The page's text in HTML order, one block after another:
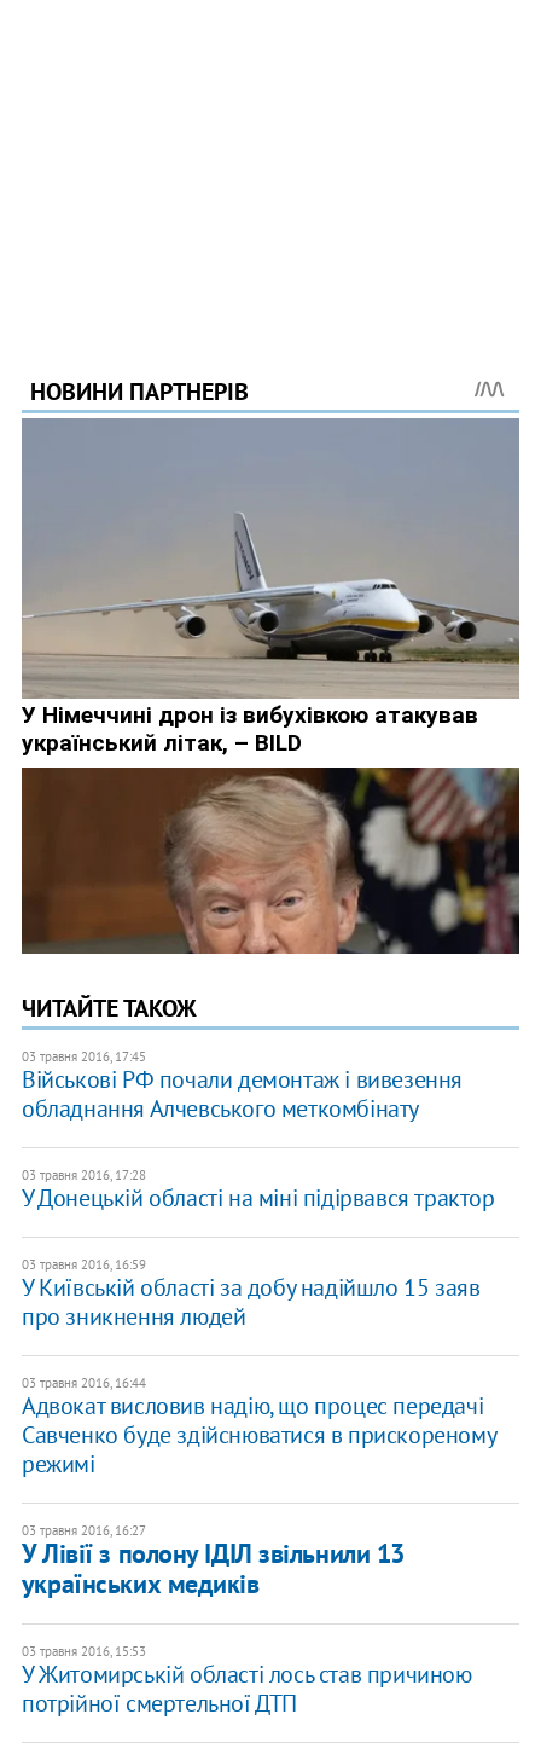
ЧИТАЙТЕ ТАКОЖ
03 травня 2016, 17:45
Військові РФ почали демонтаж і вивезення
обладнання Алчевського меткомбінату
03 травня 2016, 17:28
У Донецькій області на міні підірвався трактор
03 травня 2016, 16:59
У Київській області за добу надійшло 15 заяв
про зникнення людей
03 травня 2016, 16:44
Адвокат висловив надію, що процес передачі
Савченко буде здійснюватися в прискореному
режимі
03 травня 2016, 16:27
У Лівії з полону ІДІЛ звільнили 13
українських медиків
03 травня 2016, 15:53
У Житомирській області лось став причиною
потрійної смертельної ДТП